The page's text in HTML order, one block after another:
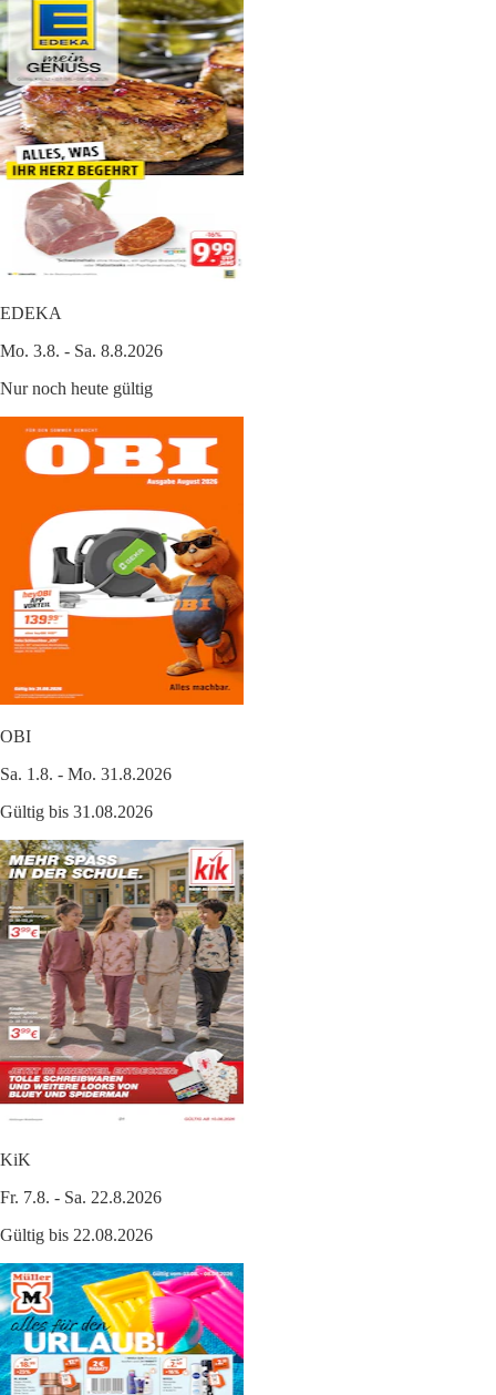
EDEKA
Mo. 3.8. - Sa. 8.8.2026
Nur noch heute gültig
OBI
Sa. 1.8. - Mo. 31.8.2026
Gültig bis 31.08.2026
KiK
Fr. 7.8. - Sa. 22.8.2026
Gültig bis 22.08.2026